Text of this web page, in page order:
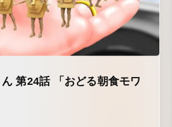
第24話 「おどる朝食モワ